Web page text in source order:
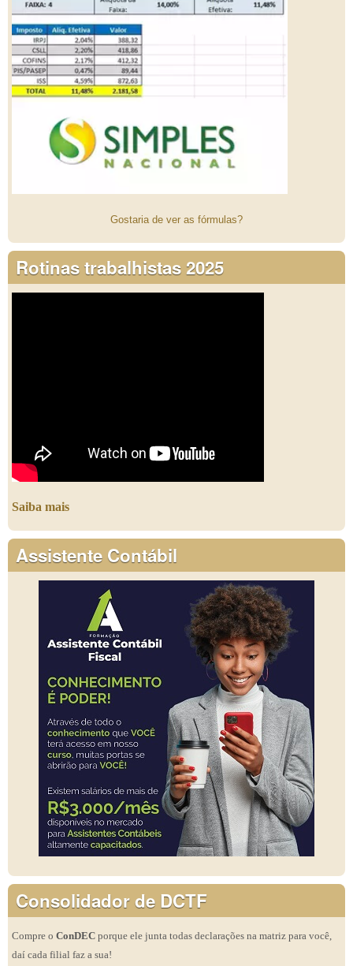
Gostaria de ver as fórmulas?
Rotinas trabalhistas 2025
Saiba mais
Assistente Contábil
Consolidador de DCTF
Compre o ConDEC porque ele junta todas declarações na matriz para você,
daí cada filial faz a sua!